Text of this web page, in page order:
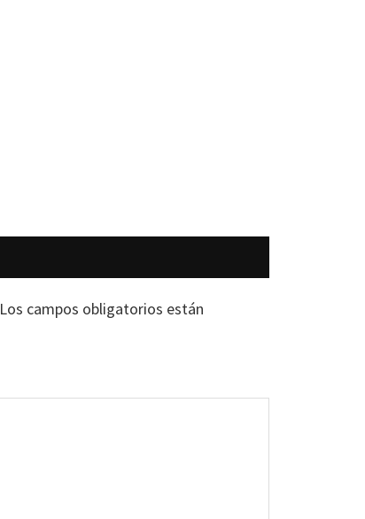
Los campos obligatorios están